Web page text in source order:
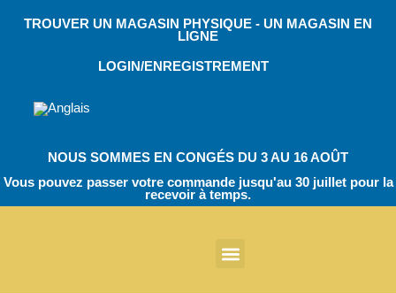
TROUVER UN MAGASIN PHYSIQUE - UN MAGASIN EN
LIGNE
LOGIN/ENREGISTREMENT
NOUS SOMMES EN CONGÉS DU 3 AU 16 AOÛT
Vous pouvez passer votre commande jusqu'au 30 juillet pour la
recevoir à temps.